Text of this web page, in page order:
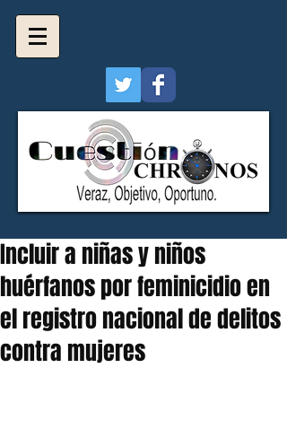
Incluir a niñas y niños
huérfanos por feminicidio en
el registro nacional de delitos
contra mujeres